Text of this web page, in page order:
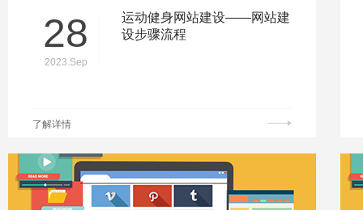
28
2023.Sep
运动健身网站建设——网站建
设步骤流程
了解详情